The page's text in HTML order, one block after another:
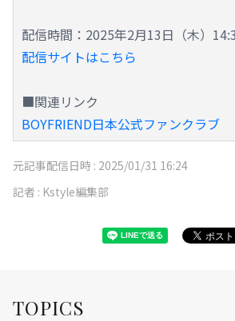
配信時間：2025年2月13日（木）
配信サイトはこちら
■関連リンク
BOYFRIEND日本公式ファンクラブ
元記事配信日時 : 2025/01/31 16:24
記者 : Kstyle編集部
TOPICS